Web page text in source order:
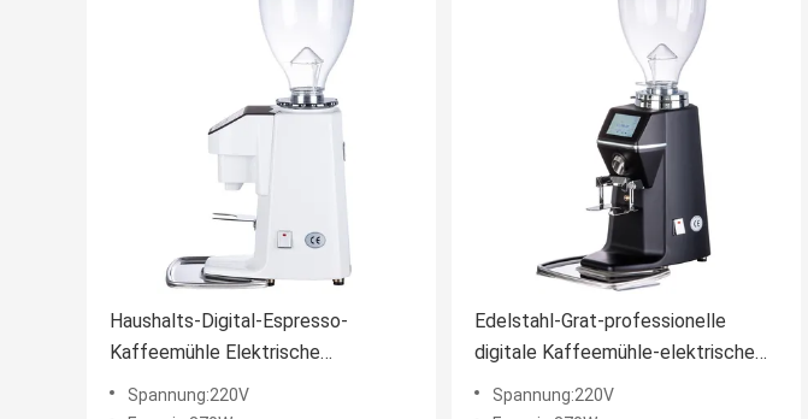
Haushalts-Digital-Espresso-
Kaffeemühle Elektrische
Kaffeebohnenmühle
Spannung:220V
Edelstahl-Grat-professionelle
digitale Kaffeemühle-elektrische
Kaffeebohnen-Mahlmaschine
Spannung:220V